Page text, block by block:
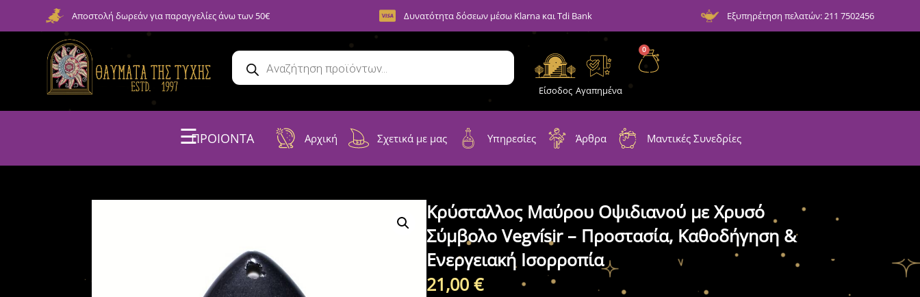
Αποστολή δωρεάν για παραγγελίες άνω των 50€ Δυνατότητα δόσεων μέσω Klarna και Tdi Bank Εξυπηρέτηση πελατών: 211 7502456
Είσοδος Αγαπημένα
0
☰ΠΡΟΙΟΝΤΑ Αρχική Σχετικά με μας Υπηρεσίες Άρθρα Μαντικές Συνεδρίες
Κρύσταλλος Μαύρου Οψιδιανού με Χρυσό
Σύμβολο Vegvísir – Προστασία, Καθοδήγηση &
Ενεργειακή Ισορροπία
21,00€